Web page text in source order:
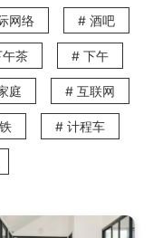
上期金额指预付第一个月租
管理费等；而租客需负责的
务式住宅一般会将这些费用
的维修、更换费用，一般会
租约订明的条款处理。
位状况及条件各有不同，部
款或有不同，签订时需额外
网络 # 酒吧
茶 # 下午
庭 # 互联网
# 计程车